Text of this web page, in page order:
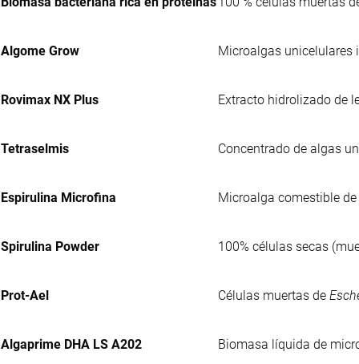
Algome Grow Microalgas
Rovimax NX Plus Extracto hidrolizado de
Tetraselmis Concentrado de algas
Espirulina Microfina Microalga comestible
Spirulina Powder 100% células secas
Prot-Ael Células muertas de
Algaprime DHA LS A202 Biomasa líquida de